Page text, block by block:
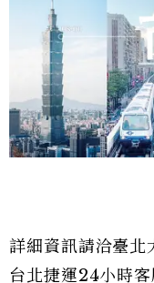
詳細資訊請洽臺北
台北捷運24小時